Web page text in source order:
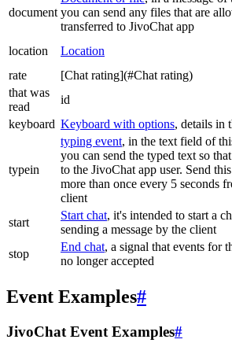
document you can send any files that are
transferred to JivoChat app
location Location
rate
[Chat rating](#Chat rating)
that was
read
id
keyboard Keyboard with options, details in
typein
typing event, in the text field of
you can send the typed text so
to the JivoChat app user. Send
more than once every 5 seconds
client
start
Start chat, it's intended to start a
sending a message by the client
stop
End chat, a signal that events for
no longer accepted
Event Examples#
JivoChat Event Examples#